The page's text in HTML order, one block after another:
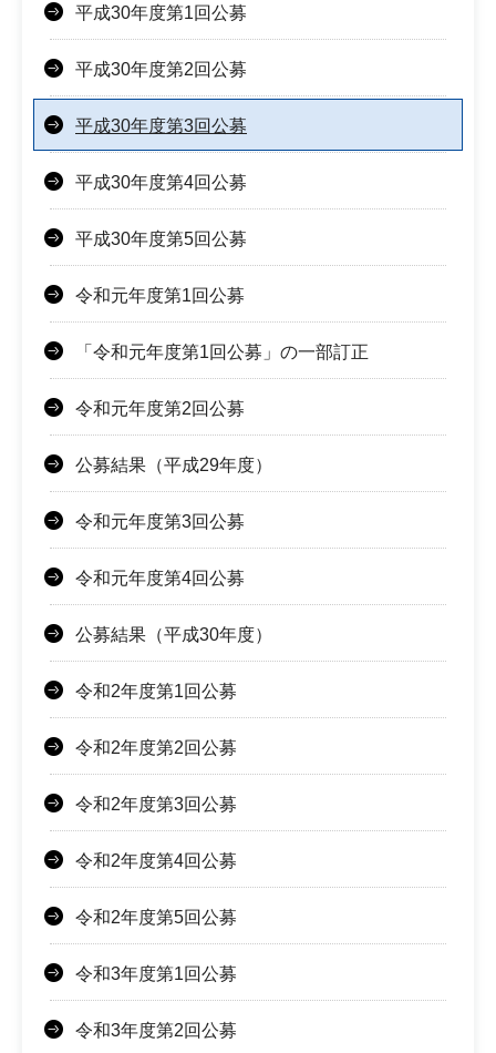
平成30年度第1回公募
平成30年度第2回公募
平成30年度第3回公募
平成30年度第4回公募
平成30年度第5回公募
令和元年度第1回公募
「令和元年度第1回公募」の一部訂正
令和元年度第2回公募
公募結果（平成29年度）
令和元年度第3回公募
令和元年度第4回公募
公募結果（平成30年度）
令和2年度第1回公募
令和2年度第2回公募
令和2年度第3回公募
令和2年度第4回公募
令和2年度第5回公募
令和3年度第1回公募
令和3年度第2回公募